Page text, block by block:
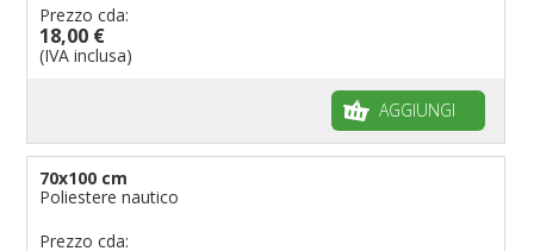
Prezzo cda:
18,00 €
(IVA inclusa)
AGGIUNGI
70x100 cm
Poliestere nautico
Prezzo cda: